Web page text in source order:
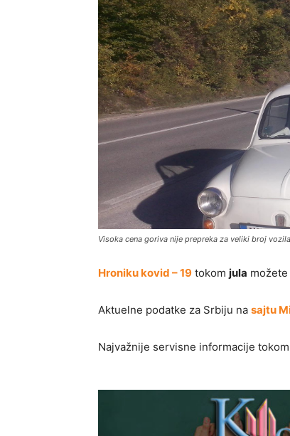
Visoka cena goriva nije prepreka za veliki broj
Hroniku kovid – 19 tokom jula
Aktuelne podatke za Srbiju na sajtu
Najvažnije servisne informacije tokom